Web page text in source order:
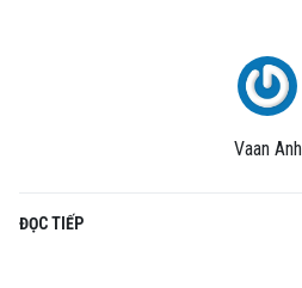
Vaan Anh
ĐỌC TIẾP